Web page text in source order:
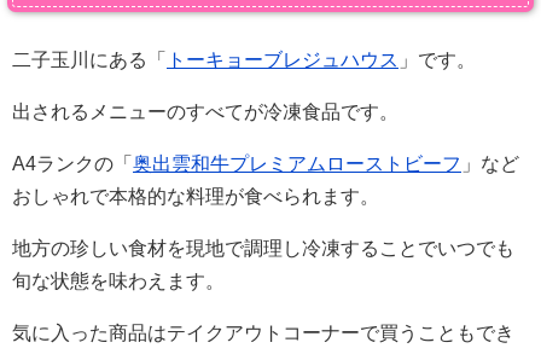
二子玉川にある「 トーキョーブレジュハウス 」です。
出されるメニューのすべてが冷凍食品です。
A4ランクの「 奥出雲和牛プレミアムローストビーフ 」など
おしゃれで本格的な料理が食べられます。
地方の珍しい食材を現地で調理し冷凍することでいつでも
旬な状態を味わえます。
気に入った商品はテイクアウトコーナーで買うこともでき